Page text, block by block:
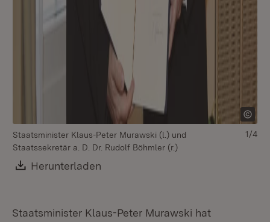
Staatsminister Klaus-Peter Murawski (l.) und
Staatssekretär a. D. Dr. Rudolf Böhmler (r.)
Download:
Herunterladen
1/4
Staatsminister Klaus-Peter Murawski hat